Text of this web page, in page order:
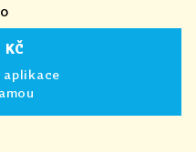
KČ
aplikace